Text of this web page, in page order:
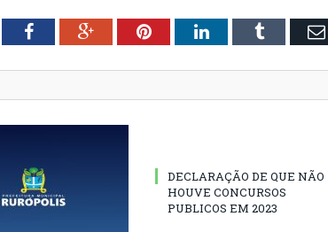
FacebookGoogle+PinterestLinkedInTumblr
DECLARAÇÃO DE QUE NÃO
HOUVE CONCURSOS
PUBLICOS EM 2023